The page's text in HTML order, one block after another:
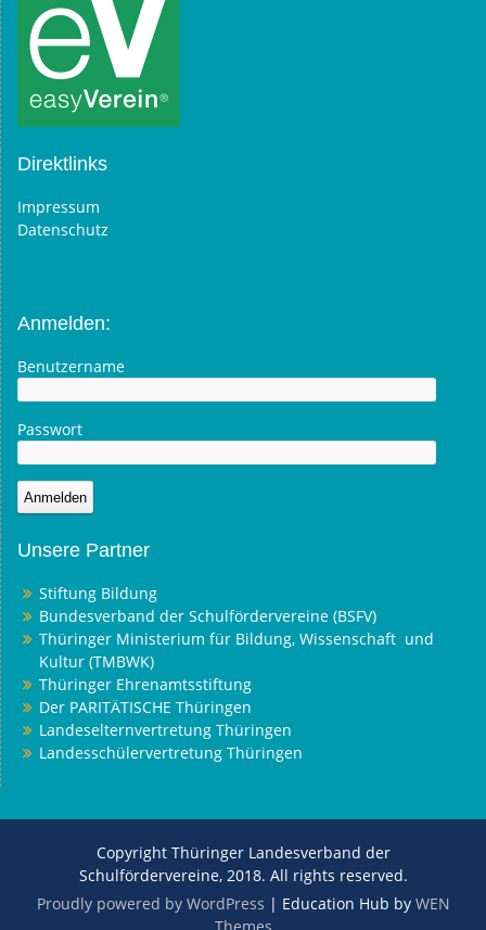
Direktlinks
Impressum
Datenschutz
Anmelden:
Benutzername
Passwort
Unsere Partner
Stiftung Bildung
Bundesverband der Schulfördervereine (BSFV)
Thüringer Ministerium für Bildung, Wissenschaft und
Kultur (TMBWK)
Thüringer Ehrenamtsstiftung
Der PARITÄTISCHE Thüringen
Landeselternvertretung Thüringen
Landesschülervertretung Thüringen
Copyright Thüringer Landesverband der
Schulfördervereine, 2018. All rights reserved.
Proudly powered by WordPress | Education Hub by WEN